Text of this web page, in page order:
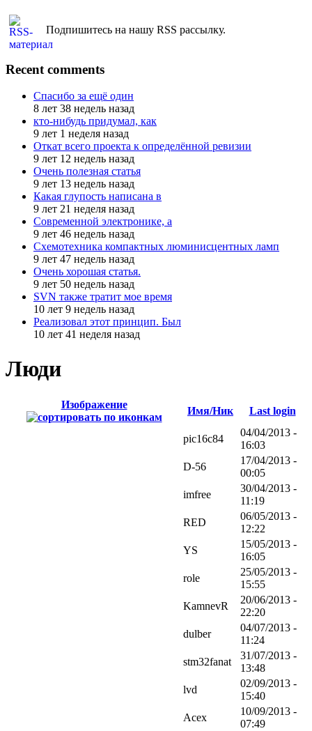
Подпишитесь на нашу RSS рассылку.
Recent comments
Спасибо за ещё один
8 лет 38 недель назад
кто-нибудь придумал, как
9 лет 1 неделя назад
Откат всего проекта к определённой ревизии
9 лет 12 недель назад
Очень полезная статья
9 лет 13 недель назад
Какая глупость написана в
9 лет 21 неделя назад
Современной электронике, а
9 лет 46 недель назад
Схемотехника компактных люминисцентных ламп
9 лет 47 недель назад
Очень хорошая статья.
9 лет 50 недель назад
SVN также тратит мое время
10 лет 9 недель назад
Реализовал этот принцип. Был
10 лет 41 неделя назад
Люди
Изображение
Имя/Ник Last login
pic16c84
04/04/2013 -
16:03
D-56
17/04/2013 -
00:05
imfree
30/04/2013 -
11:19
RED
06/05/2013 -
12:22
YS
15/05/2013 -
16:05
role
25/05/2013 -
15:55
KamnevR
20/06/2013 -
22:20
dulber
04/07/2013 -
11:24
stm32fanat
31/07/2013 -
13:48
lvd
02/09/2013 -
15:40
Acex
10/09/2013 -
07:49